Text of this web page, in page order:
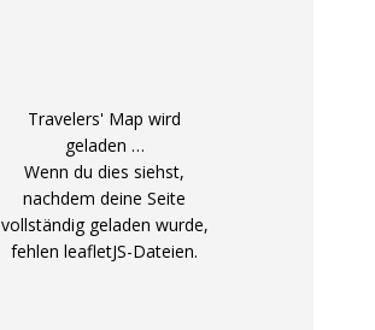
Travelers' Map wird
geladen …
Wenn du dies siehst,
nachdem deine Seite
vollständig geladen wurde,
fehlen leafletJS-Dateien.